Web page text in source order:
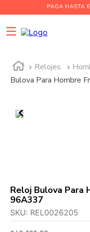
Relojes
Bulova Para Hombre
Reloj Bulova Para
96A337
SKU: REL0026205